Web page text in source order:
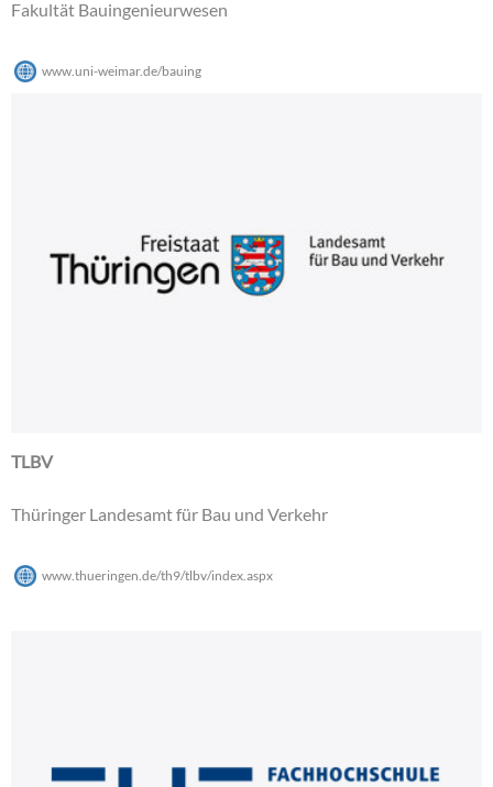
Fakultät Bauingenieurwesen
www.uni-weimar.de/bauing
TLBV
Thüringer Landesamt für Bau und Verkehr
www.thueringen.de/th9/tlbv/index.aspx